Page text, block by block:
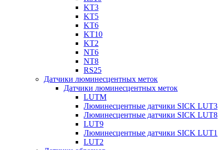
KT3
KT5
KT6
KT10
KT2
NT6
NT8
RS25
Датчики люминесцентных меток
Датчики люминесцентных меток
LUTM
Люминесцентные датчики SICK LUT3
Люминесцентные датчики SICK LUT8
LUT9
Люминесцентные датчики SICK LUT1
LUT2